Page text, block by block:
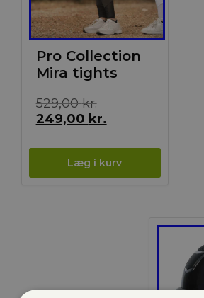
Pro Collection
Mira tights
529,00kr.Den
oprindelige
var:
529,00 kr..
249,00 kr.Den
pris
er:
249,00 kr..